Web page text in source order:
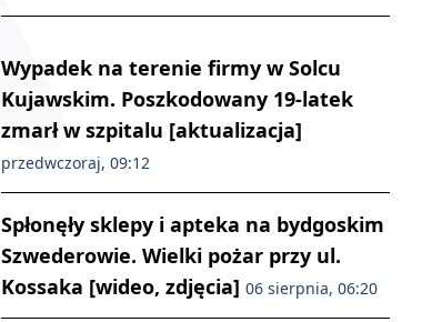
Wypadek na terenie firmy w Solcu
Kujawskim. Poszkodowany 19-latek
zmarł w szpitalu [aktualizacja]
przedwczoraj, 09:12
Spłonęły sklepy i apteka na bydgoskim
Szwederowie. Wielki pożar przy ul.
Kossaka [wideo, zdjęcia] 06 sierpnia, 06:20